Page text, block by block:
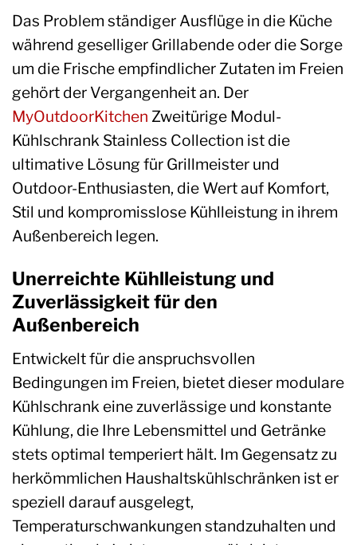
Das Problem ständiger Ausflüge in die Küche
während geselliger Grillabende oder die Sorge
um die Frische empfindlicher Zutaten im Freien
gehört der Vergangenheit an. Der
MyOutdoorKitchen Zweitürige Modul-
Kühlschrank Stainless Collection ist die
ultimative Lösung für Grillmeister und
Outdoor-Enthusiasten, die Wert auf Komfort,
Stil und kompromisslose Kühlleistung in ihrem
Außenbereich legen.
Unerreichte Kühlleistung und
Zuverlässigkeit für den
Außenbereich
Entwickelt für die anspruchsvollen
Bedingungen im Freien, bietet dieser modulare
Kühlschrank eine zuverlässige und konstante
Kühlung, die Ihre Lebensmittel und Getränke
stets optimal temperiert hält. Im Gegensatz zu
herkömmlichen Haushaltskühlschränken ist er
speziell darauf ausgelegt,
Temperaturschwankungen standzuhalten und